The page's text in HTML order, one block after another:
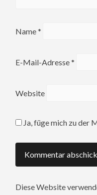
Name*
E-Mail-Adresse*
Website
Ja, füge mich zu der
Diese Website